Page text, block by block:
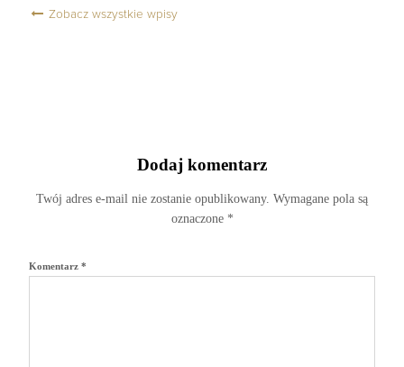
Zobacz wszystkie wpisy
Dodaj komentarz
Twój adres e-mail nie zostanie opublikowany. Wymagane pola są
oznaczone *
Komentarz *